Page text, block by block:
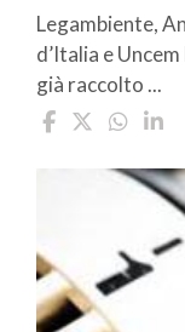
Legambiente,
d’Italia e
già raccolto ...